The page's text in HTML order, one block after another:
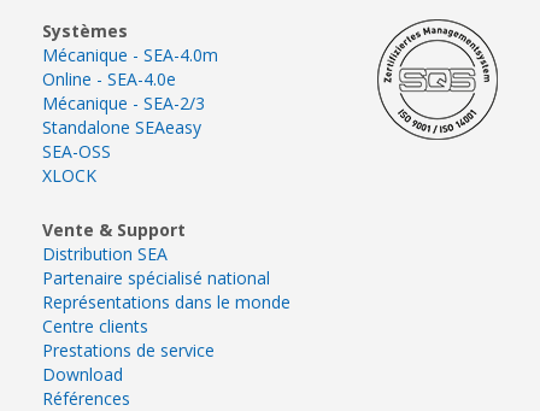
Systèmes
Mécanique - SEA-4.0m
Online - SEA-4.0e
Mécanique - SEA-2/3
Standalone SEAeasy
SEA-OSS
XLOCK
Vente & Support
Distribution SEA
Partenaire spécialisé national
Représentations dans le monde
Centre clients
Prestations de service
Download
Références